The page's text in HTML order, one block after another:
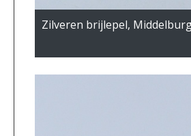
Zilveren brijlepel,